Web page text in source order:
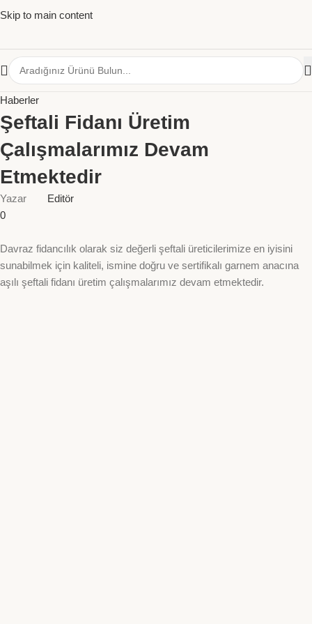
Skip to main content
Haberler
Şeftali Fidanı Üretim
Çalışmalarımız Devam
Etmektedir
Yazar
Editör
0
Davraz fidancılık olarak siz değerli şeftali üreticilerimize en iyisini
sunabilmek için kaliteli, ismine doğru ve sertifikalı garnem anacına
aşılı şeftali fidanı üretim çalışmalarımız devam etmektedir.